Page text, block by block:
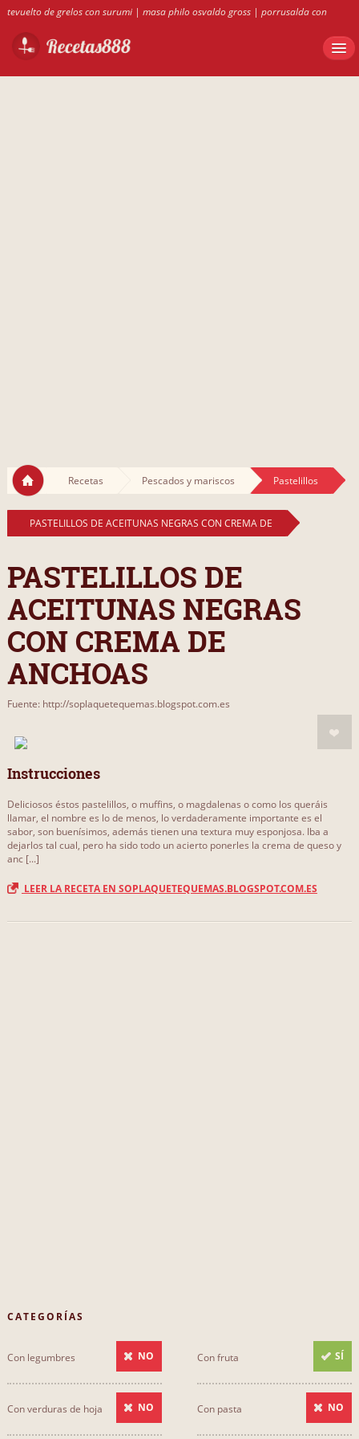
tevuelto de grelos con surumi| masa philo osvaldo gross| porrusalda con
carne| callos sevillano olla gm
pepechup
Recetas Pescados y mariscos Pastelillos
PASTELILLOS DE ACEITUNAS NEGRAS CON CREMA DE
PASTELILLOS DE
ACEITUNAS NEGRAS
CON CREMA DE
ANCHOAS
Fuente: http://soplaquetequemas.blogspot.com.es
Instrucciones
Deliciosos éstos pastelillos, o muffins, o magdalenas o como los queráis
llamar, el nombre es lo de menos, lo verdaderamente importante es el
sabor, son buenísimos, además tienen una textura muy esponjosa. Iba a
dejarlos tal cual, pero ha sido todo un acierto ponerles la crema de queso y
anc [...]
LEER LA RECETA EN SOPLAQUETEQUEMAS.BLOGSPOT.COM.ES
CATEGORÍAS
Con fruta SÍ
Con legumbres NO
Con pasta NO
Con verduras de hoja NO